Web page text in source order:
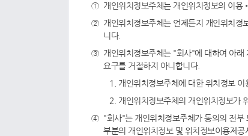
개인위치정보주체는 개인위치정보의 이
개인위치정보주체는 언제든지 개인위치
니다.
개인위치정보주체는 "회사"에 대하여 아래
요구를 거절하지 아니합니다.
개인위치정보주체에 대한 위치정보 이
개인위치정보주체의 개인위치정보가
"회사"는 개인위치정보주체가 동의의 전
부분의 개인위치정보 및 위치정보이용제